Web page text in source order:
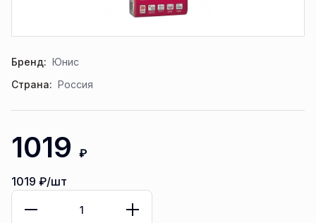
Бренд: Юнис
Страна: Россия
1019 ₽
1019 ₽/шт